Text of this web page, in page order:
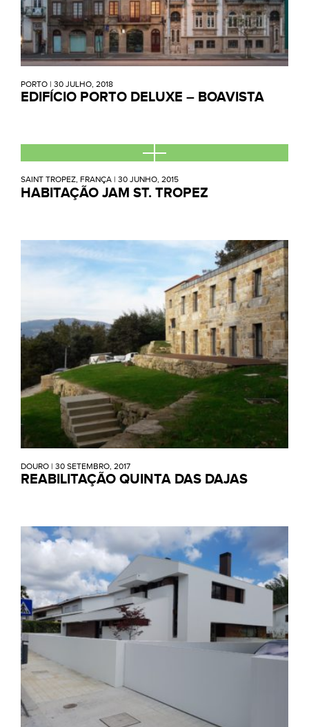
PORTO | 30 JULHO, 2018
EDIFÍCIO PORTO DELUXE – BOAVISTA
SAINT TROPEZ, FRANÇA | 30 JUNHO, 2015
HABITAÇÃO JAM ST. TROPEZ
DOURO | 30 SETEMBRO, 2017
REABILITAÇÃO QUINTA DAS DAJAS